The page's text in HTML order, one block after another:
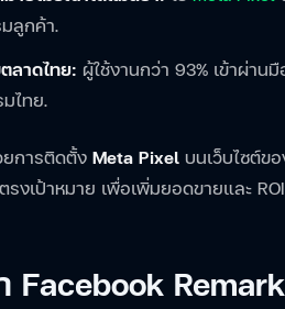
ลูกค้า.
ลาดไทย: ผู้ใช้งานกว่า 93% เข้าผ่า
ไทย.
การติดตั้ง Meta Pixel บนเว็บไซต์ข
รงเป้าหมาย เพื่อเพิ่มยอดขายและ
Facebook